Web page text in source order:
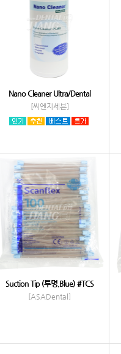
Nano Cleaner Ultra/Dental
[씨엔지세븐]
Suction Tip (투명,Blue) #TCS
[ASADental]